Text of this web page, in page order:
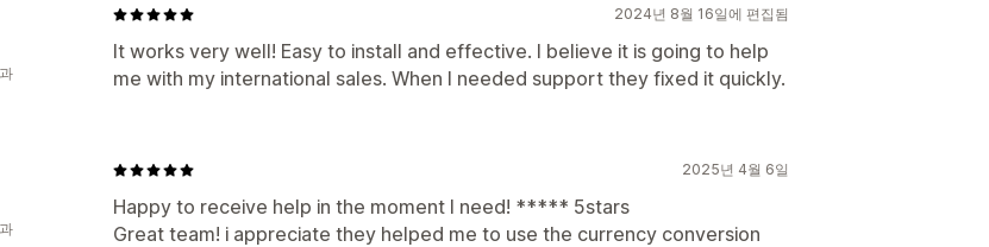
2024년 8월 16일에 편집됨
It works very well! Easy to install and effective. I believe it is going to help
me with my international sales. When I needed support they fixed it quickly.
2025년 4월 6일
Happy to receive help in the moment I need! ***** 5stars
Great team! i appreciate they helped me to use the currency conversion